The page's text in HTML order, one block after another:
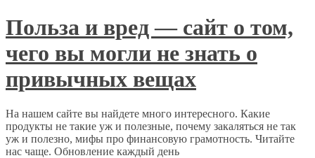
Польза и вред — сайт о том,
чего вы могли не знать о
привычных вещах
На нашем сайте вы найдете много интересного. Какие
продукты не такие уж и полезные, почему закаляться не так
уж и полезно, мифы про финансовую грамотность. Читайте
нас чаще. Обновление каждый день